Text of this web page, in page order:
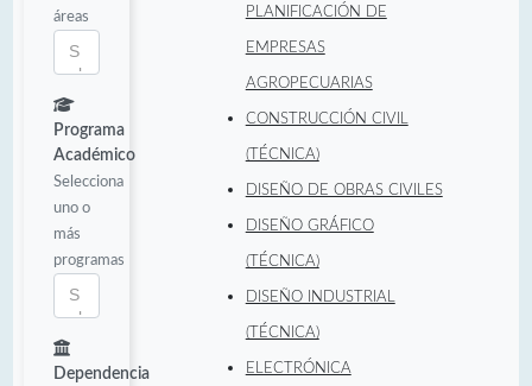
áreas
Programa
Académico
Selecciona
uno o
más
programas
Dependencia
PLANIFICACIÓN DE
EMPRESAS
AGROPECUARIAS
CONSTRUCCIÓN CIVIL
(TÉCNICA)
DISEÑO DE OBRAS CIVILES
DISEÑO GRÁFICO
(TÉCNICA)
DISEÑO INDUSTRIAL
(TÉCNICA)
ELECTRÓNICA